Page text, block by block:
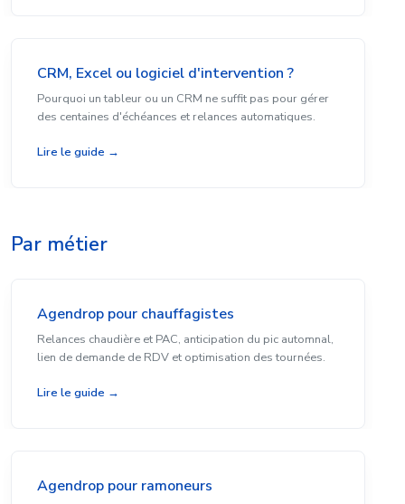
CRM, Excel ou logiciel d'intervention ?
Pourquoi un tableur ou un CRM ne suffit pas pour gérer
des centaines d'échéances et relances automatiques.
Lire le guide →
Par métier
Agendrop pour chauffagistes
Relances chaudière et PAC, anticipation du pic automnal,
lien de demande de RDV et optimisation des tournées.
Lire le guide →
Agendrop pour ramoneurs